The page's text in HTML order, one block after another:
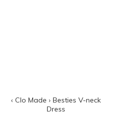
‹ Clo Made › Besties V-neck
Dress